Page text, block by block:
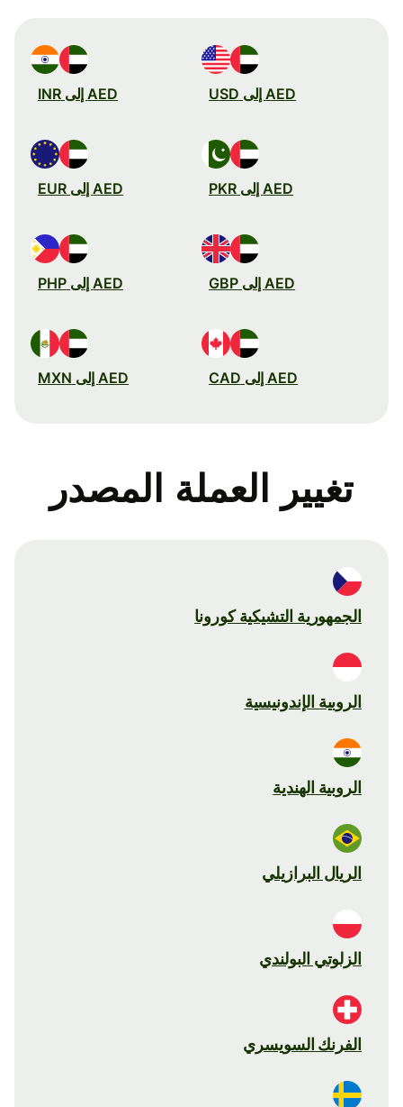
AED إلى USD AED إلى INR
AED إلى PKR AED إلى EUR
AED إلى GBP AED إلى PHP
AED إلى CAD AED إلى MXN
تغيير العملة المصدر
الجمهورية التشيكية كورونا
الروبية الإندونيسية
الروبية الهندية
الريال البرازيلي
الزلوتي البولندي
الفرنك السويسري